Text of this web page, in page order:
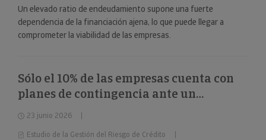
Un elevado ratio de endeudamiento supone una fuerte
dependencia de la financiación ajena, lo que puede llegar a
comprometer la viabilidad de las empresas.
Sólo el 10% de las empresas cuenta con
planes de contingencia ante un
deterioro repentino de la situación
económica
23 junio 2026
Estudio de la Gestión del Riesgo de Crédito